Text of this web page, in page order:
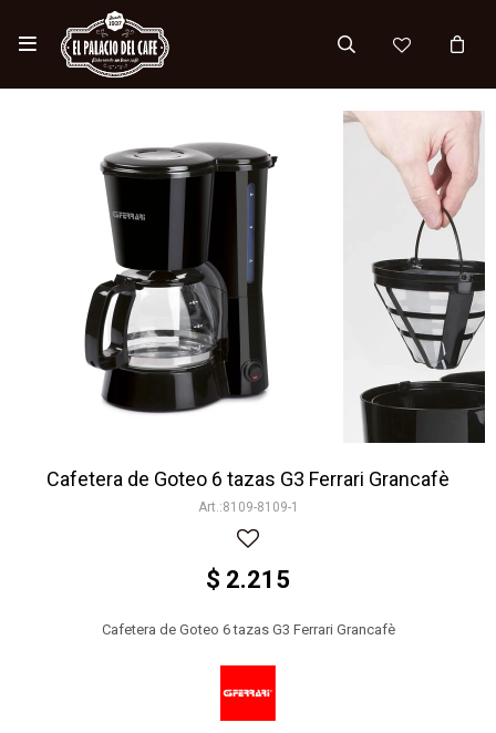

Cafetera de Goteo 6 tazas G3 Ferrari Grancafè
8109-8109-1
$ 2.215
Cafetera de Goteo 6 tazas G3 Ferrari Grancafè